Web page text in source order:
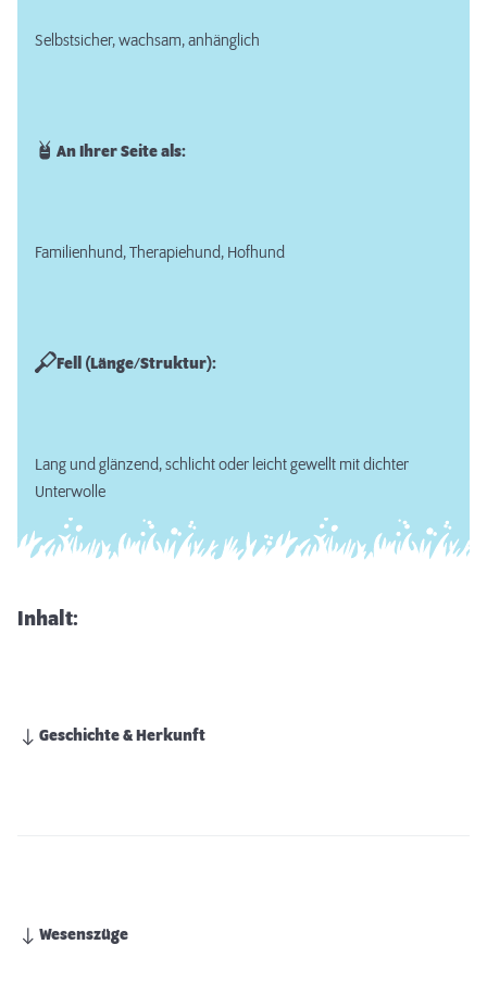
Selbstsicher, wachsam, anhänglich
An Ihrer Seite als:
Familienhund, Therapiehund, Hofhund
Fell (Länge/Struktur):
Lang und glänzend, schlicht oder leicht gewellt mit dichter
Unterwolle
Inhalt:
Geschichte & Herkunft
Wesenszüge